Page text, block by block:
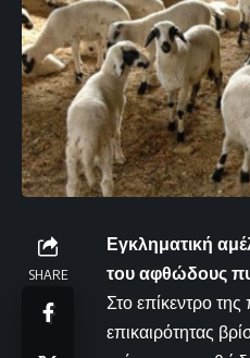
SHARE
Εγκληματική
του αφθώδους
Στο επίκεντρο της
επικαιρότητας